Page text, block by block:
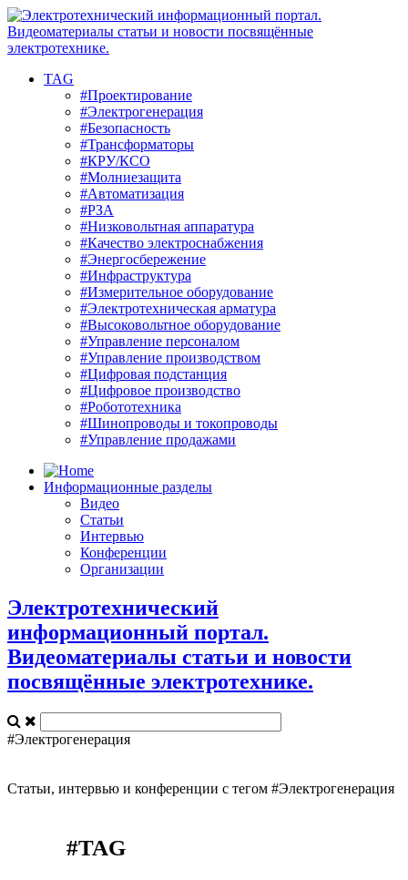
TAG
#Проектирование
#Электрогенерация
#Безопасность
#Трансформаторы
#КРУ/КСО
#Молниезащита
#Автоматизация
#РЗА
#Низковольтная аппаратура
#Качество электроснабжения
#Энергосбережение
#Инфраструктура
#Измерительное оборудование
#Электротехническая арматура
#Высоковольтное оборудование
#Управление персоналом
#Управление производством
#Цифровая подстанция
#Цифровое производство
#Робототехника
#Шинопроводы и токопроводы
#Управление продажами
Информационные разделы
Видео
Статьи
Интервью
Конференции
Организации
Электротехнический
информационный портал.
Видеоматериалы статьи и новости
посвящённые электротехнике.
#Электрогенерация
Статьи, интервью и конференции с тегом #Электрогенерация
#TAG